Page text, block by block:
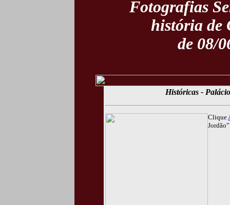
Fotografias
história de
de 08/
Históricas -
Clique